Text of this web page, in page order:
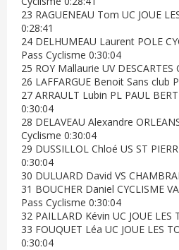
23 RAGUENEAU Tom UC JOUE
0:28:41
24 DELHUMEAU Laurent POLE
Pass Cyclisme 0:30:04
25 ROY Mallaurie UV DESCARTES
26 LAFFARGUE Benoit Sans club
27 ARRAULT Lubin PL PAUL
0:30:04
28 DELAVEAU Alexandre
Cyclisme 0:30:04
29 DUSSILLOL Chloé US ST
0:30:04
30 DULUARD David VS
31 BOUCHER Daniel CYCLISME
Pass Cyclisme 0:30:04
32 PAILLARD Kévin UC JOUE LES
33 FOUQUET Léa UC JOUE LES
0:30:04